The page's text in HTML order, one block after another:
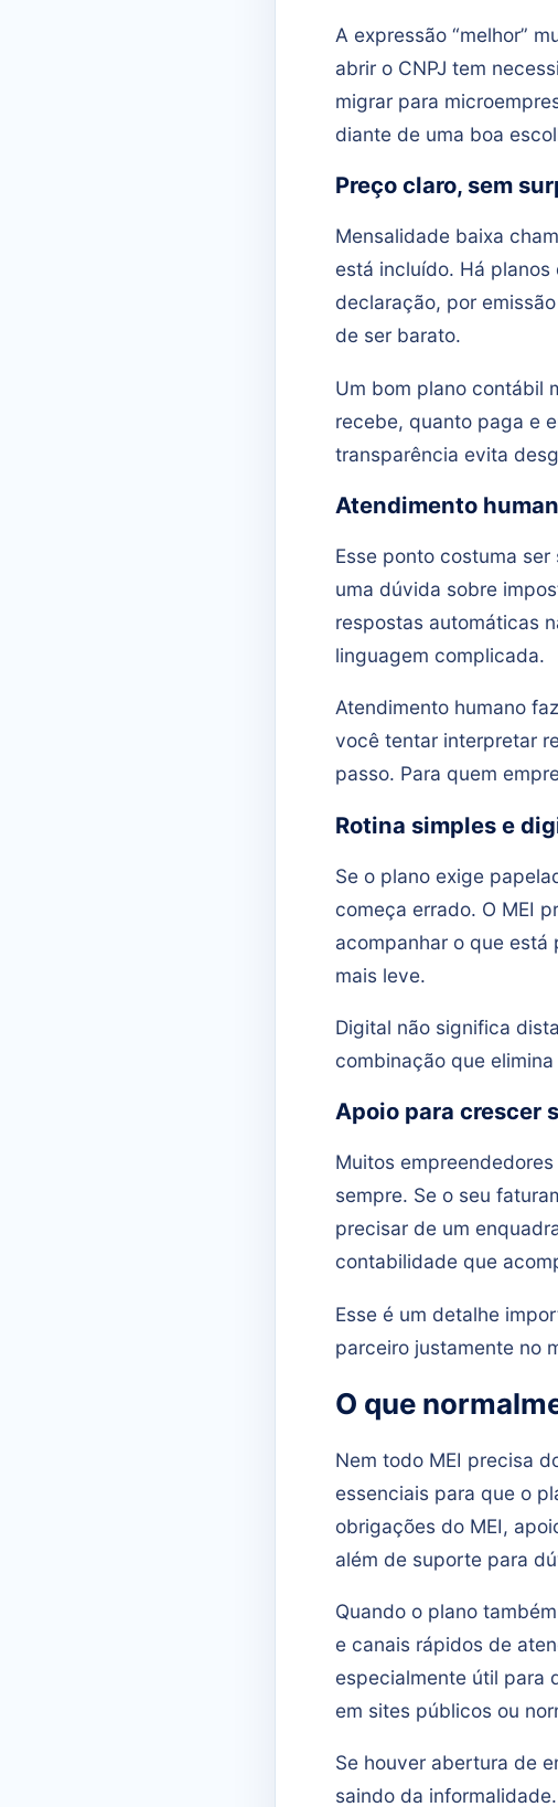
A expressão “melhor”
abrir o CNPJ tem
migrar para
diante de uma boa
Preço claro, sem
Mensalidade baixa
está incluído. Há
declaração, por
de ser barato.
Um bom plano contábil
recebe, quanto paga e
transparência evita
Atendimento
Esse ponto costuma
uma dúvida sobre
respostas automáticas
linguagem complicada.
Atendimento humano
você tentar interpretar
passo. Para quem
Rotina simples e
Se o plano exige
começa errado. O MEI
acompanhar o que
mais leve.
Digital não significa
combinação que
Apoio para crescer
Muitos
sempre. Se o seu
precisar de um
contabilidade que
Esse é um detalhe
parceiro justamente no
O que
Nem todo MEI precisa
essenciais para que o
obrigações do MEI,
além de suporte para
Quando o plano
e canais rápidos de
especialmente útil para
em sites públicos ou
Se houver abertura de
saindo da